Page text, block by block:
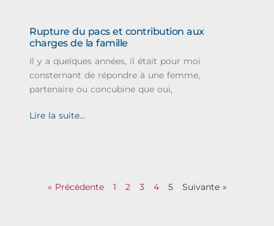
Rupture du pacs et contribution aux
charges de la famille
Il y a quelques années, il était pour moi
consternant de répondre à une femme,
partenaire ou concubine que oui,
Lire la suite...
« Précédente 1 2 3 4 5 Suivante »